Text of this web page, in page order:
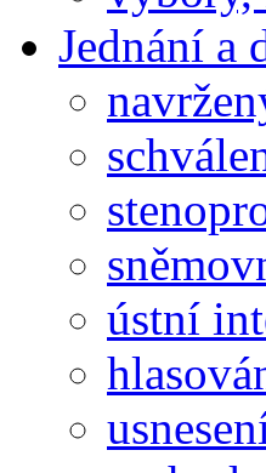
Jednání a
ústní